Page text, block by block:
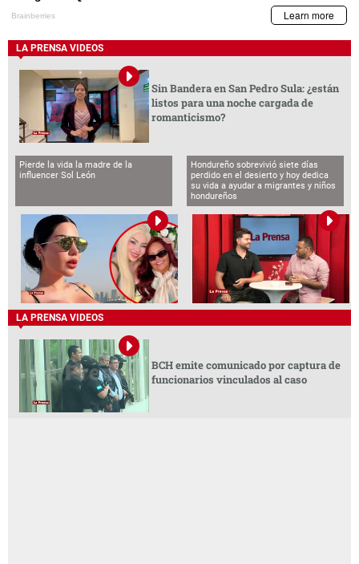
LA PRENSA VIDEOS
Sin Bandera en San Pedro Sula: ¿están
listos para una noche cargada de
romanticismo?
Pierde la vida la madre de la
influencer Sol León
Hondureño sobrevivió siete días
perdido en el desierto y hoy dedica
su vida a ayudar a migrantes y niños
hondureños
LA PRENSA VIDEOS
BCH emite comunicado por captura de
funcionarios vinculados al caso